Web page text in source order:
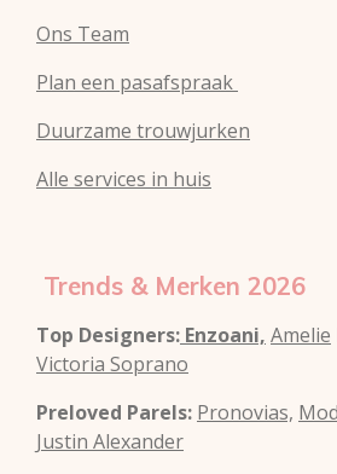
Ons Team
Plan een pasafspraak
Duurzame trouwjurken
Alle services in huis
Trends & Merken 2026
Top Designers: Enzoani, Amelie
Victoria Soprano
Preloved Parels: Pronovias,
Justin Alexander